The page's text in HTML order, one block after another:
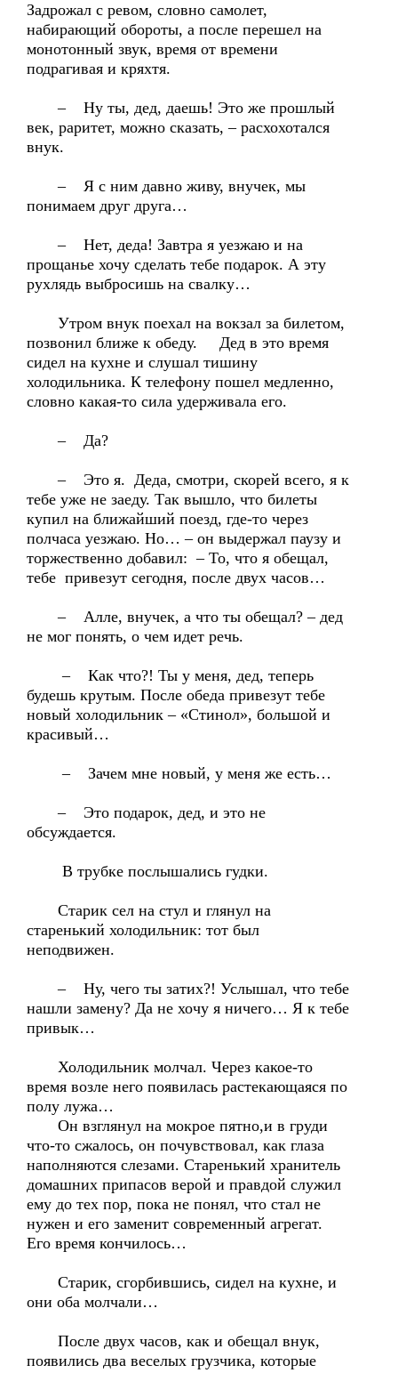
Задрожал с ревом, словно самолет,
набирающий обороты, а после перешел на
монотонный звук, время от времени
подрагивая и кряхтя.
– Ну ты, дед, даешь! Это же прошлый
век, раритет, можно сказать, – расхохотался
внук.
– Я с ним давно живу, внучек, мы
понимаем друг друга…
– Нет, деда! Завтра я уезжаю и на
прощанье хочу сделать тебе подарок. А эту
рухлядь выбросишь на свалку…
Утром внук поехал на вокзал за билетом,
позвонил ближе к обеду. Дед в это время
сидел на кухне и слушал тишину
холодильника. К телефону пошел медленно,
словно какая-то сила удерживала его.
– Да?
– Это я. Деда, смотри, скорей всего, я к
тебе уже не заеду. Так вышло, что билеты
купил на ближайший поезд, где-то через
полчаса уезжаю. Но… – он выдержал паузу и
торжественно добавил: – То, что я обещал,
тебе привезут сегодня, после двух часов…
– Алле, внучек, а что ты обещал? – дед
не мог понять, о чем идет речь.
– Как что?! Ты у меня, дед, теперь
будешь крутым. После обеда привезут тебе
новый холодильник – «Стинол», большой и
красивый…
– Зачем мне новый, у меня же есть…
– Это подарок, дед, и это не
обсуждается.
В трубке послышались гудки.
Старик сел на стул и глянул на
старенький холодильник: тот был
неподвижен.
– Ну, чего ты затих?! Услышал, что тебе
нашли замену? Да не хочу я ничего… Я к тебе
привык…
Холодильник молчал. Через какое-то
время возле него появилась растекающаяся по
полу лужа…
Он взглянул на мокрое пятно,и в груди
что-то сжалось, он почувствовал, как глаза
наполняются слезами. Старенький хранитель
домашних припасов верой и правдой служил
ему до тех пор, пока не понял, что стал не
нужен и его заменит современный агрегат.
Его время кончилось…
Старик, сгорбившись, сидел на кухне, и
они оба молчали…
После двух часов, как и обещал внук,
появились два веселых грузчика, которые